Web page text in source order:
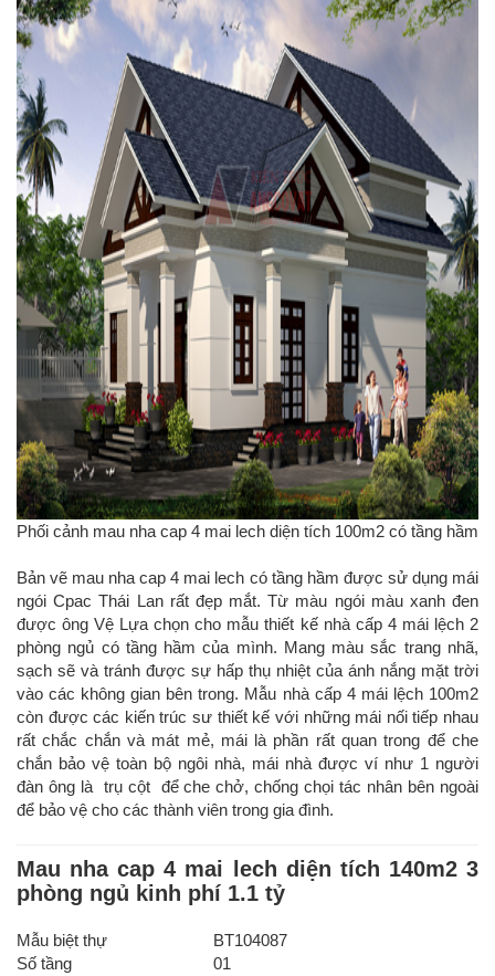
Phối cảnh mau nha cap 4 mai lech diện tích 100m2 có tầng hầm
Bản vẽ mau nha cap 4 mai lech có tầng hầm được sử dụng mái
ngói Cpac Thái Lan rất đẹp mắt. Từ màu ngói màu xanh đen
được ông Vệ Lựa chọn cho mẫu thiết kế nhà cấp 4 mái lệch 2
phòng ngủ có tầng hầm của mình. Mang màu sắc trang nhã,
sạch sẽ và tránh được sự hấp thụ nhiệt của ánh nắng mặt trời
vào các không gian bên trong. Mẫu nhà cấp 4 mái lệch 100m2
còn được các kiến trúc sư thiết kế với những mái nối tiếp nhau
rất chắc chắn và mát mẻ, mái là phần rất quan trong để che
chắn bảo vệ toàn bộ ngôi nhà, mái nhà được ví như 1 người
đàn ông là trụ cột để che chở, chống chọi tác nhân bên ngoài
để bảo vệ cho các thành viên trong gia đình.
Mau nha cap 4 mai lech diện tích 140m2 3
phòng ngủ kinh phí 1.1 tỷ
Mẫu biệt thự
BT104087
Số tầng
01